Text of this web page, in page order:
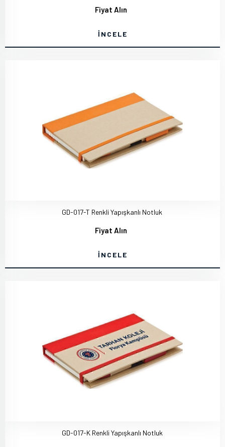
Fiyat Alın
İNCELE
GD-017-T Renkli Yapışkanlı Notluk
Fiyat Alın
İNCELE
GD-017-K Renkli Yapışkanlı Notluk